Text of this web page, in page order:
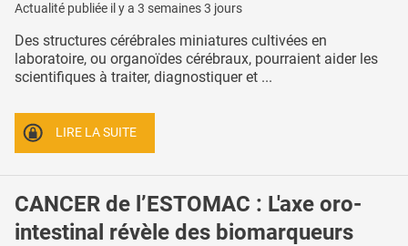
Actualité publiée il y a 3 semaines 3 jours
Des structures cérébrales miniatures cultivées en
laboratoire, ou organoïdes cérébraux, pourraient aider les
scientifiques à traiter, diagnostiquer et ...
LIRE LA SUITE
CANCER de l’ESTOMAC : L'axe oro-
intestinal révèle des biomarqueurs